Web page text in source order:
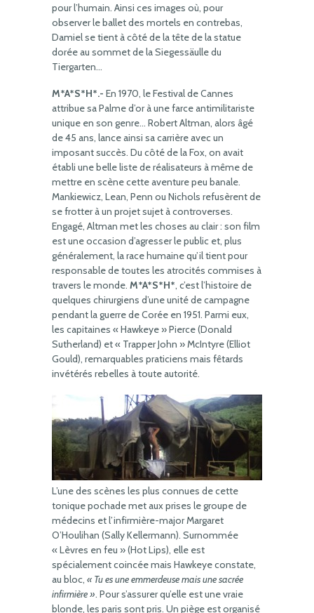
pour l’humain. Ainsi ces images où, pour
observer le ballet des mortels en contrebas,
Damiel se tient à côté de la tête de la statue
dorée au sommet de la Siegessäulle du
Tiergarten…
M*A*S*H*.- En 1970, le Festival de Cannes
attribue sa Palme d’or à une farce antimilitariste
unique en son genre… Robert Altman, alors âgé
de 45 ans, lance ainsi sa carrière avec un
imposant succès. Du côté de la Fox, on avait
établi une belle liste de réalisateurs à même de
mettre en scène cette aventure peu banale.
Mankiewicz, Lean, Penn ou Nichols refusèrent de
se frotter à un projet sujet à controverses.
Engagé, Altman met les choses au clair : son film
est une occasion d’agresser le public et, plus
généralement, la race humaine qu’il tient pour
responsable de toutes les atrocités commises à
travers le monde. M*A*S*H*, c’est l’histoire de
quelques chirurgiens d’une unité de campagne
pendant la guerre de Corée en 1951. Parmi eux,
les capitaines « Hawkeye » Pierce (Donald
Sutherland) et « Trapper John » McIntyre (Elliot
Gould), remarquables praticiens mais fêtards
invétérés rebelles à toute autorité.
L’une des scènes les plus connues de cette
tonique pochade met aux prises le groupe de
médecins et l’infirmière-major Margaret
O’Houlihan (Sally Kellermann). Surnommée
« Lèvres en feu » (Hot Lips), elle est
spécialement coincée mais Hawkeye constate,
au bloc, « Tu es une emmerdeuse mais une sacrée
infirmière ». Pour s’assurer qu’elle est une vraie
blonde, les paris sont pris. Un piège est organisé